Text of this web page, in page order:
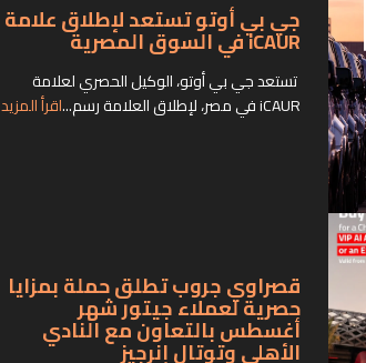
جي بي أوتو تستعد لإطلاق علامة
iCAUR في السوق المصرية
تستعد جي بي أوتو، الوكيل الحصري لعلامة
iCAUR في مصر، لإطلاق العلامة رسم...
اقرأ المزيد
قصراوي جروب تطلق حملة بمزايا
حصرية لعملاء جيتور شهر
أغسطس بالتعاون مع النادي
الأهلي وتوتال إنرجيز